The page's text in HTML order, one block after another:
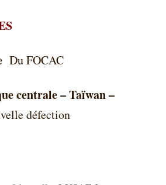
Du FOCAC
centrale – Taïwan –
défection